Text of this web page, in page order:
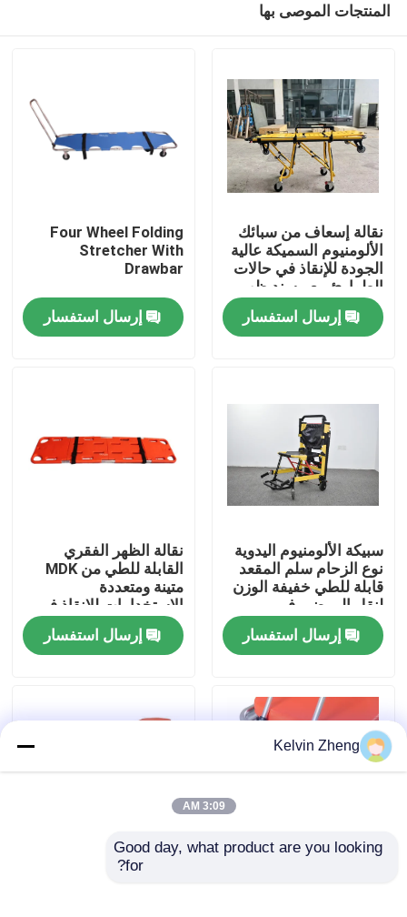
المنتجات
فيديوهات
حولنا
جولة في المصنع
اتصل بنا
القضايا
المنتجات الموصى بها
نقالة إسعاف من سبائك
الألومنيوم السميكة عالية
الجودة للإنقاذ في حالات
الطوارئ مع مسند ظهر
قابل للتعديل لارتفاعه
للاستخدام في
المستشفيات
إرسال استفسار
Four Wheel Folding
Stretcher With
Drawbar
إرسال استفسار
سبيكة الألومنيوم اليدوية
نوع الزحام سلم المقعد
قابلة للطي خفيفة الوزن
لنقل المرضى في
المستشفى
إرسال استفسار
نقالة الظهر الفقري
القابلة للطي من MDK
متينة ومتعددة
الاستخدامات للإنقاذ في
البيئات القاسية
إرسال استفسار
سبيكة الألومنيوم قابلة
Kelvin Zheng
3:09 AM
Good day, what product are you looking
for?